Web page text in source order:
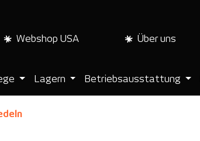
Webshop USA Über uns
Lagern Betriebsausstattung